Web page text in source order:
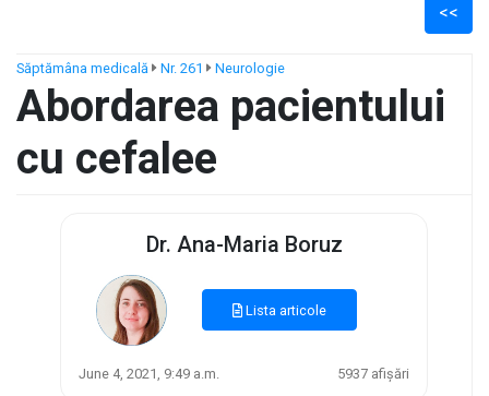
<<
Săptămâna medicală Nr. 261 Neurologie
Abordarea pacientului
cu cefalee
Dr. Ana-Maria Boruz
Lista articole
June 4, 2021, 9:49 a.m. 5937 afișări